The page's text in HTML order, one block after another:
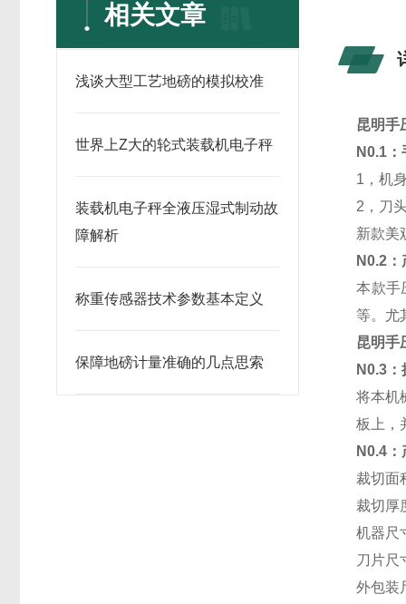
相关文章
浅谈大型工艺地磅的模拟校准
世界上Z大的轮式装载机电子秤
装载机电子秤全液压湿式制动故
障解析
称重传感器技术参数基本定义
保障地磅计量准确的几点思索
昆明手
N0.1：
1，机
2，刀
新款美
N0.2
本款手
等。尤
昆明手
N0.3：
将本机
板上，
N0.4：
裁切面
裁切厚
机器尺
刀片尺
外包装